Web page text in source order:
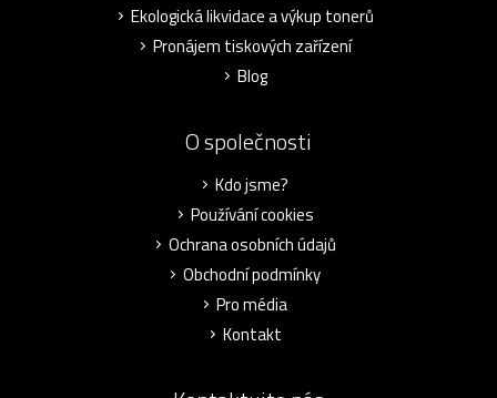
Ekologická likvidace a výkup tonerů
Pronájem tiskových zařízení
Blog
O společnosti
Kdo jsme?
Používání cookies
Ochrana osobních údajů
Obchodní podmínky
Pro média
Kontakt